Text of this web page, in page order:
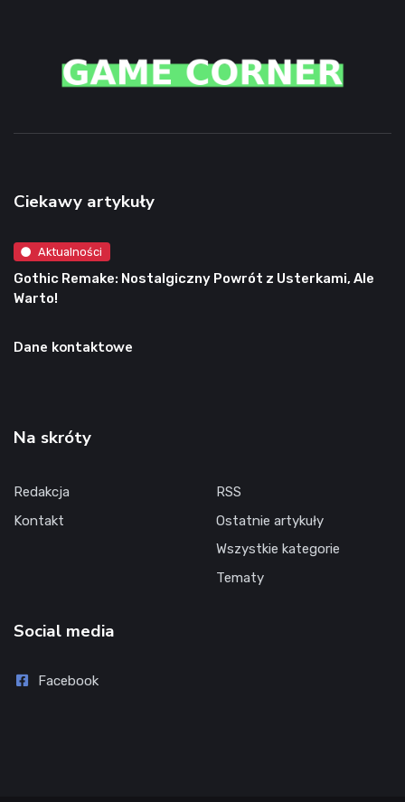
Ciekawy artykuły
Aktualności
Gothic Remake: Nostalgiczny Powrót z Usterkami, Ale
Warto!
Dane kontaktowe
Na skróty
Redakcja
Kontakt
RSS
Ostatnie artykuły
Wszystkie kategorie
Tematy
Social media
Facebook